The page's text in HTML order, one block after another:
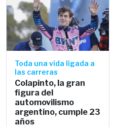
Toda una vida ligada a
las carreras
Colapinto, la gran
figura del
automovilismo
argentino, cumple 23
años